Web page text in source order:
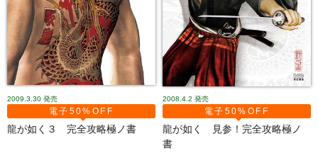
2009.3.30 発売
電子50%OFF
龍が如く３ 完全攻略極ノ書
2008.4.2 発売
電子50%OFF
龍が如く 見参！完全攻略極ノ
書